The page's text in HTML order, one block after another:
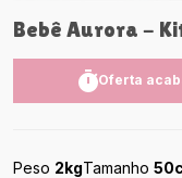
Bebê Aurora -
Oferta
Peso 2kgTamanho